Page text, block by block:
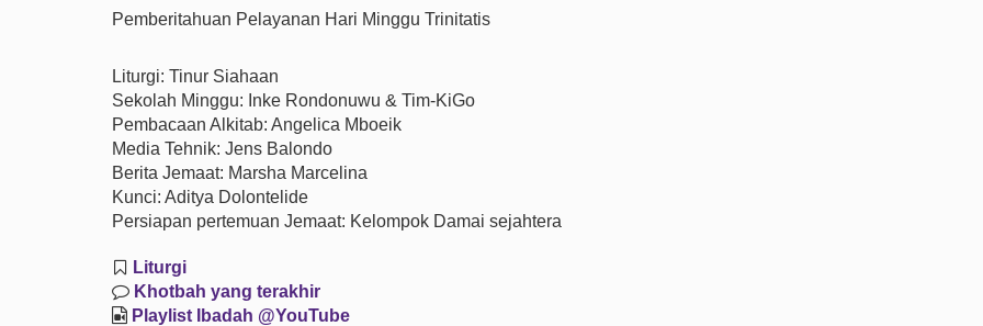
Pemberitahuan Pelayanan Hari Minggu Trinitatis
Liturgi: Tinur Siahaan
Sekolah Minggu: Inke Rondonuwu & Tim-KiGo
Pembacaan Alkitab: Angelica Mboeik
Media Tehnik: Jens Balondo
Berita Jemaat: Marsha Marcelina
Kunci: Aditya Dolontelide
Persiapan pertemuan Jemaat: Kelompok Damai sejahtera
Liturgi
Khotbah yang terakhir
Playlist Ibadah @YouTube